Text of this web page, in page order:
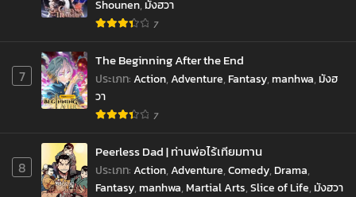
Shounen,มังฮวา
7
7
The Beginning After the End
ประเภท:Action,Adventure,Fantasy,manhwa,มังฮ
วา
7
8
Peerless Dad | ท่านพ่อไร้เทียมทาน
ประเภท:Action,Adventure,Comedy,Drama,
Fantasy,manhwa,Martial Arts,Slice of Life,มังฮวา